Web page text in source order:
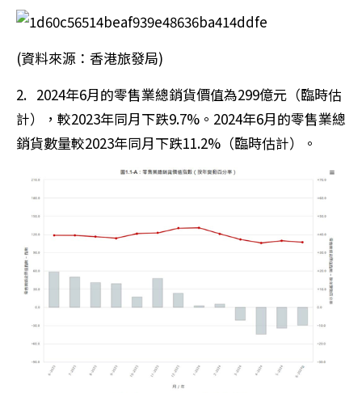
(資料來源：香港旅發局)
2. 2024年6月的零售業總銷貨價值為299億元（臨時估
計），較2023年同月下跌9.7%。2024年6月的零售業總
銷貨數量較2023年同月下跌11.2%（臨時估計）。